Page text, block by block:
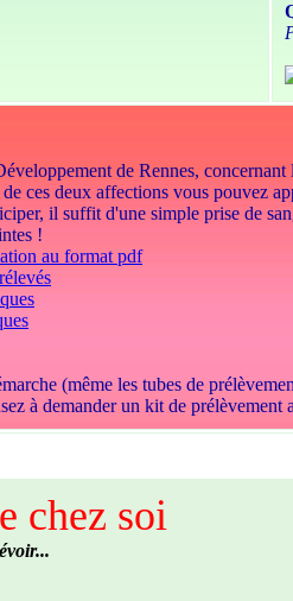
de Rennes,
ces deux affections vous pouvez
il suffit d'une simple prise de
!
au format pdf
(même les tubes de
à demander un kit de
chez soi